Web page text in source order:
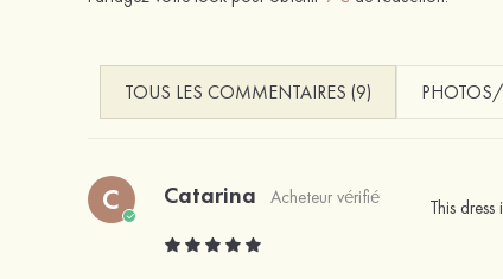
TOUS LES COMMENTAIRES (9)
C Catarina Acheteur vérifié This